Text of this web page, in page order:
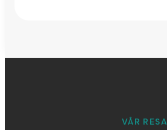
VÅR RESA